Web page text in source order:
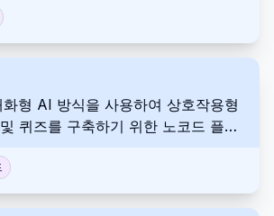
팅 및 PR 전략을 알리는 데 도움이
합니다. 이를 통해 사용자는 대중의
형 AI 방식을 사용하여 상호작용형
퀴즈를 구축하기 위한 노코드 플랫
수 있는 역동적이고 매력적인 양식
어 지원, 맞춤형 브랜딩, 무제한 양식